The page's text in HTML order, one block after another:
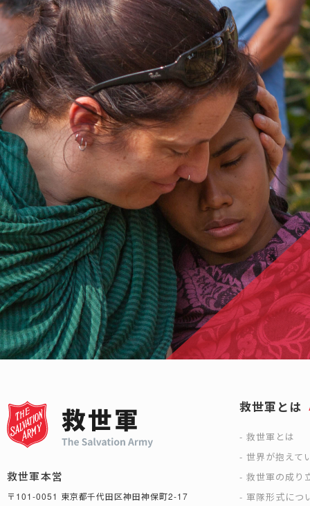
救世軍本営
〒101-0051 東京都千代田区神田神保町2-17
救世軍とは
救世軍とは
世界が抱えて
救世軍の成り
軍隊形式につ